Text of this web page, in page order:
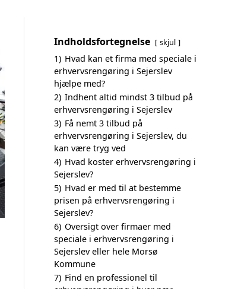
Indholdsfortegnelse skjul
1) Hvad kan et firma med speciale i
erhvervsrengøring i Sejerslev
hjælpe med?
2) Indhent altid mindst 3 tilbud på
erhvervsrengøring i Sejerslev
3) Få nemt 3 tilbud på
erhvervsrengøring i Sejerslev, du
kan være tryg ved
4) Hvad koster erhvervsrengøring i
Sejerslev?
5) Hvad er med til at bestemme
prisen på erhvervsrengøring i
Sejerslev?
6) Oversigt over firmaer med
speciale i erhvervsrengøring i
Sejerslev eller hele Morsø
Kommune
7) Find en professionel til